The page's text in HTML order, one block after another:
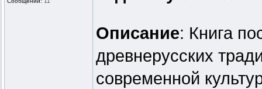
Описание: Книга
древнерусских
современной